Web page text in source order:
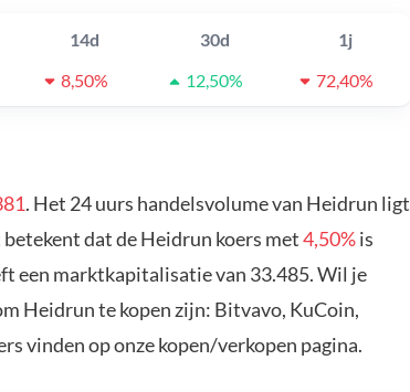
14d 30d
1j
8,50% 12,50% 72,40%
. Het 24 uurs handelsvolume van Heidrun ligt
betekent dat de Heidrun koers met4,50%is
een marktkapitalisatie van 33.485. Wil je
Heidrun te kopen zijn: Bitvavo, KuCoin,
vinden op onze kopen/verkopen pagina.